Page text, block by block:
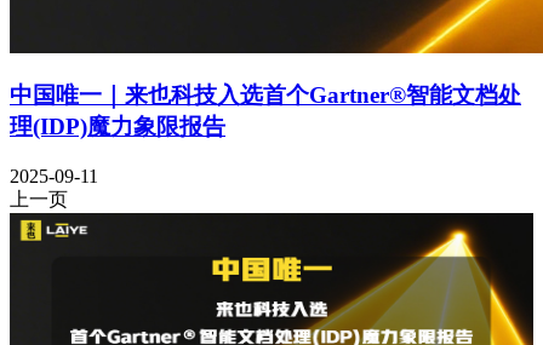
中国唯一｜来也科技入选首个Gartner®智能文档处
理(IDP)魔力象限报告
2025-09-11
上一页